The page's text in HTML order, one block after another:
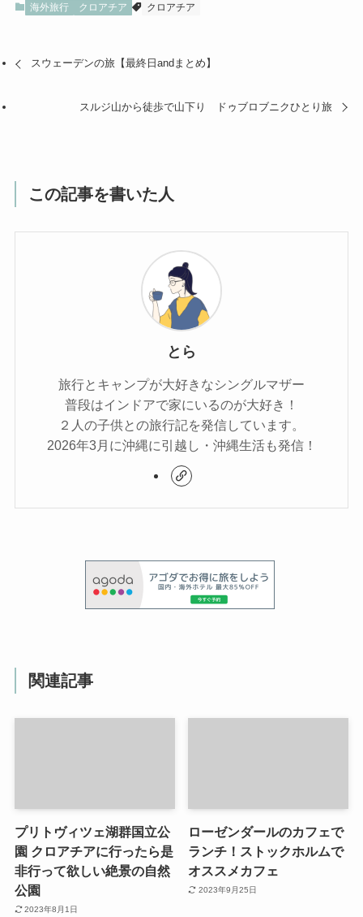
海外旅行 クロアチア クロアチア
スウェーデンの旅【最終日andまとめ】
スルジ山から徒歩で山下り ドゥブロブニクひとり旅
この記事を書いた人
とら
旅行とキャンプが大好きなシングルマザー
普段はインドアで家にいるのが大好き！
２人の子供との旅行記を発信しています。
2026年3月に沖縄に引越し・沖縄生活も発信！
関連記事
プリトヴィツェ湖群国立公
園 クロアチアに行ったら是
非行って欲しい絶景の自然
公園
2023年8月1日
ローゼンダールのカフェで
ランチ！ストックホルムで
オススメカフェ
2023年9月25日